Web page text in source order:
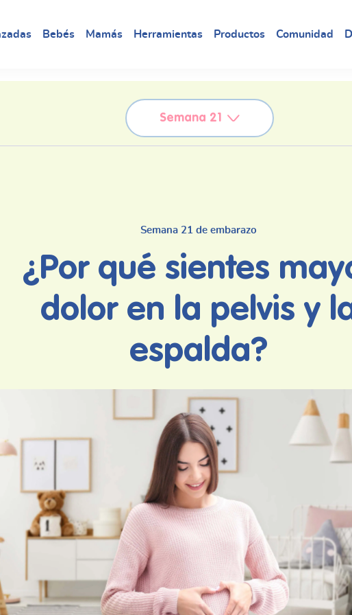
Bebés Mamás Herramientas Productos Comunidad
Semana 21
Semana 21 de embarazo
¿Por qué sientes
dolor en la pelvis y
espalda?